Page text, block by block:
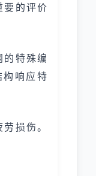
要的评价
特殊编
响应特
损伤。